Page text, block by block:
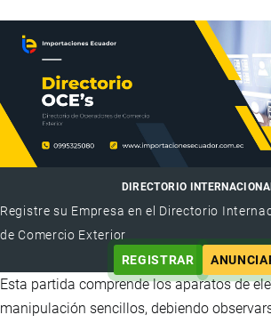
DIRECTORIO
Registre su Empresa en el Directorio
de Comercio Exterior
REGISTRAR
Esta partida comprende los aparatos de
manipulación sencillos, debiendo